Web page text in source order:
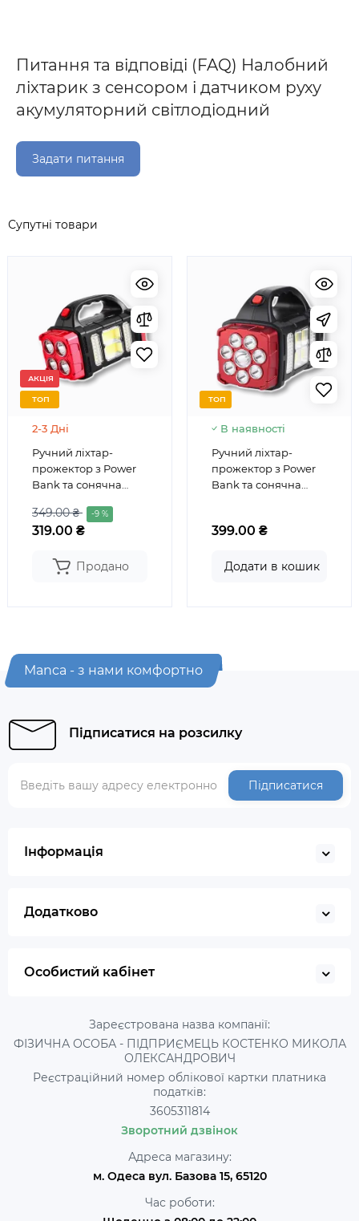
Питання та відповіді (FAQ) Налобний
ліхтарик з сенсором і датчиком руху
акумуляторний світлодіодний
Задати питання
Супутні товари
АКЦІЯ
ТОП
2-3 Дні
Ручний ліхтар-
прожектор з Power
Bank та сонячна
349.00 ₴ -9 %
319.00 ₴
Продано
ТОП
В наявності
Ручний ліхтар-
прожектор з Power
Bank та сонячна
399.00 ₴
Додати в кошик
Manca - з нами комфортно
Підписатися на розсилку
Підписатися
Інформація
Додатково
Особистий кабінет
Зареєстрована назва компанії:
ФІЗИЧНА ОСОБА - ПІДПРИЄМЕЦЬ КОСТЕНКО МИКОЛА
ОЛЕКСАНДРОВИЧ
Реєстраційний номер облікової картки платника
податків:
3605311814
Зворотний дзвінок
Адреса магазину:
м. Одеса вул. Базова 15, 65120
Час роботи: